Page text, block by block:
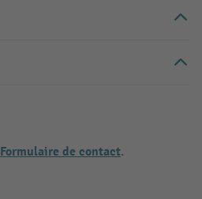
Formulaire de contact.